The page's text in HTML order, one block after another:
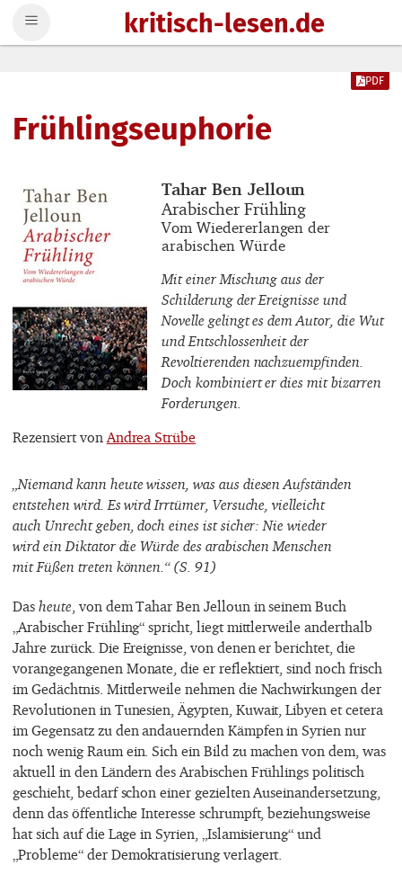
kritisch-lesen.de
Frühlingseuphorie
PDF
Buchautor_innen
Tahar Ben Jelloun
Buchtitel
Arabischer Frühling
Buchuntertitel
Vom Wiedererlangen der
arabischen Würde
Mit einer Mischung aus der
Schilderung der Ereignisse und
Novelle gelingt es dem Autor, die Wut
und Entschlossenheit der
Revoltierenden nachzuempfinden.
Doch kombiniert er dies mit bizarren
Forderungen.
Rezensiert vonAndrea Strübe
„Niemand kann heute wissen, was aus diesen Aufständen
entstehen wird. Es wird Irrtümer, Versuche, vielleicht
auch Unrecht geben, doch eines ist sicher: Nie wieder
wird ein Diktator die Würde des arabischen Menschen
mit Füßen treten können.“ (S. 91)
Dasheute , von dem Tahar Ben Jelloun in seinem Buch
„Arabischer Frühling“ spricht, liegt mittlerweile anderthalb
Jahre zurück. Die Ereignisse, von denen er berichtet, die
vorangegangenen Monate, die er reflektiert, sind noch frisch
im Gedächtnis. Mittlerweile nehmen die Nachwirkungen der
Revolutionen in Tunesien, Ägypten, Kuwait, Libyen et cetera
im Gegensatz zu den andauernden Kämpfen in Syrien nur
noch wenig Raum ein. Sich ein Bild zu machen von dem, was
aktuell in den Ländern des Arabischen Frühlings politisch
geschieht, bedarf schon einer gezielten Auseinandersetzung,
denn das öffentliche Interesse schrumpft, beziehungsweise
hat sich auf die Lage in Syrien, „Islamisierung“ und
„Probleme“ der Demokratisierung verlagert.